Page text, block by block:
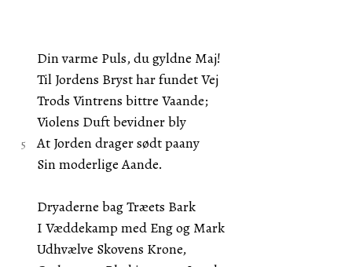
Din varme Puls, du gyldne Maj!
Til Jordens Bryst har fundet Vej
Trods Vintrens bittre Vaande;
Violens Duft bevidner bly
At Jorden drager sødt paany
Sin moderlige Aande.
Dryaderne bag Træets Bark
I Væddekamp med Eng og Mark
Udhvælve Skovens Krone,